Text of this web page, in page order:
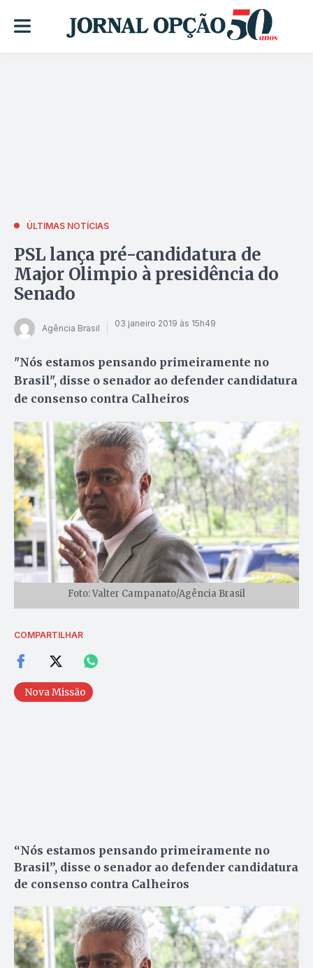
ÚLTIMAS NOTÍCIAS
PSL lança pré-candidatura de
Major Olimpio à presidência do
Senado
Agência Brasil 03 janeiro 2019 às 15h49
"Nós estamos pensando primeiramente no
Brasil", disse o senador ao defender candidatura
de consenso contra Calheiros
Foto: Valter Campanato/Agência Brasil
COMPARTILHAR
Nova Missão
“Nós estamos pensando primeiramente no
Brasil”, disse o senador ao defender candidatura
de consenso contra Calheiros